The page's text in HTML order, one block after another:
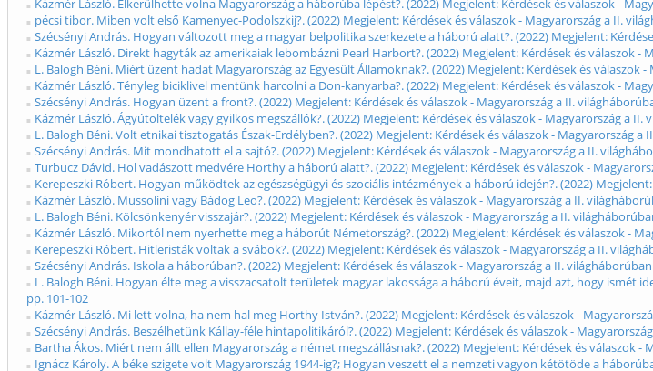
Kázmér László. Elkerülhette volna Magyarország a háborúba lépést?. (2022) Megjelent: Kérdések és válaszok -
pécsi tibor. Miben volt első Kamenyec-Podolszkij?. (2022) Megjelent: Kérdések és válaszok - Magyarország a II.
Szécsényi András. Hogyan változott meg a magyar belpolitika szerkezete a háború alatt?. (2022) Megjelent:
Kázmér László. Direkt hagyták az amerikaiak lebombázni Pearl Harbort?. (2022) Megjelent: Kérdések és válaszok -
L. Balogh Béni. Miért üzent hadat Magyarország az Egyesült Államoknak?. (2022) Megjelent: Kérdések és válaszok
Kázmér László. Tényleg biciklivel mentünk harcolni a Don-kanyarba?. (2022) Megjelent: Kérdések és válaszok -
Szécsényi András. Hogyan üzent a front?. (2022) Megjelent: Kérdések és válaszok - Magyarország a II.
Kázmér László. Ágyútöltelék vagy gyilkos megszállók?. (2022) Megjelent: Kérdések és válaszok - Magyarország a II.
L. Balogh Béni. Volt etnikai tisztogatás Észak-Erdélyben?. (2022) Megjelent: Kérdések és válaszok - Magyarország a
Szécsényi András. Mit mondhatott el a sajtó?. (2022) Megjelent: Kérdések és válaszok - Magyarország a II.
Turbucz Dávid. Hol vadászott medvére Horthy a háború alatt?. (2022) Megjelent: Kérdések és válaszok -
Kerepeszki Róbert. Hogyan működtek az egészségügyi és szociális intézmények a háború idején?. (2022)
Kázmér László. Mussolini vagy Bádog Leo?. (2022) Megjelent: Kérdések és válaszok - Magyarország a II.
L. Balogh Béni. Kölcsönkenyér visszajár?. (2022) Megjelent: Kérdések és válaszok - Magyarország a II.
Kázmér László. Mikortól nem nyerhette meg a háborút Németország?. (2022) Megjelent: Kérdések és válaszok -
Kerepeszki Róbert. Hitleristák voltak a svábok?. (2022) Megjelent: Kérdések és válaszok - Magyarország a II.
Szécsényi András. Iskola a háborúban?. (2022) Megjelent: Kérdések és válaszok - Magyarország a II.
L. Balogh Béni. Hogyan élte meg a visszacsatolt területek magyar lakossága a háború éveit, majd azt, hogy ismét
pp. 101-102
Kázmér László. Mi lett volna, ha nem hal meg Horthy István?. (2022) Megjelent: Kérdések és válaszok -
Szécsényi András. Beszélhetünk Kállay-féle hintapolitikáról?. (2022) Megjelent: Kérdések és válaszok -
Bartha Ákos. Miért nem állt ellen Magyarország a német megszállásnak?. (2022) Megjelent: Kérdések és válaszok -
Ignácz Károly. A béke szigete volt Magyarország 1944-ig?; Hogyan veszett el a nemzeti vagyon kétötöde a